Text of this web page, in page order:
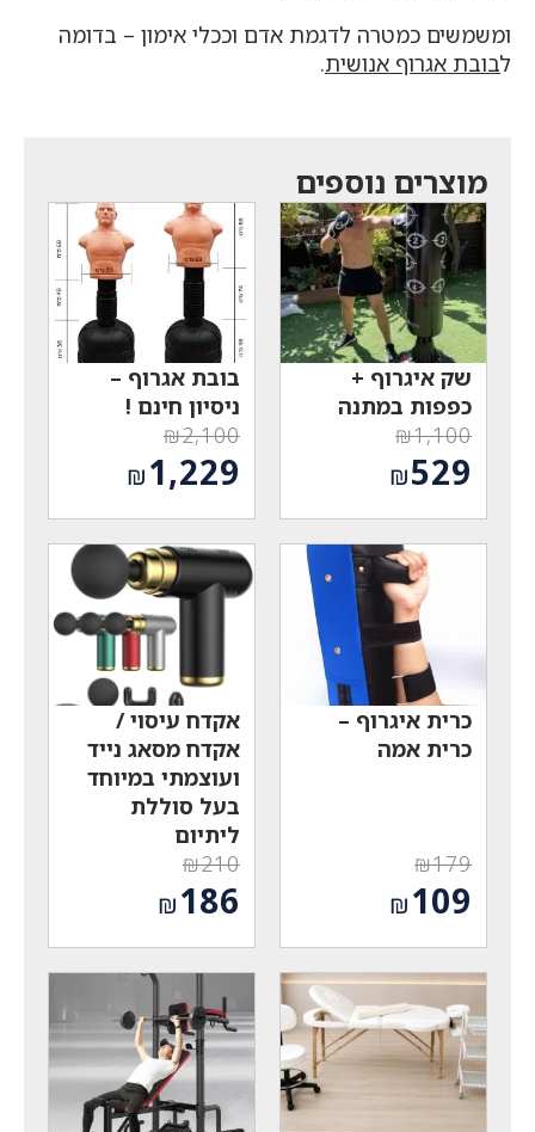
ומשמשים כמטרה לדגמת אדם וככלי אימון – בדומה
לבובת אגרוף אנושית.
מוצרים נוספים
שק איגרוף +
כפפות במתנה
₪1,100
המחיר
המקורי
היה:
₪1,100.
₪529
הנוכחי
₪529.
בובת אגרוף –
ניסיון חינם !
₪2,100
המחיר
המקורי
היה:
₪2,100.
₪1,229
הנוכחי
הוא:
₪1,229.
כרית איגרוף –
כרית אמה
₪179
המחיר
המקורי
היה:
₪179.
₪109
הנוכחי
הוא:
₪109.
אקדח עיסוי /
אקדח מסאג נייד
ועוצמתי במיוחד
בעל סוללת
ליתיום
₪210
המחיר
המקורי
היה:
₪210.
₪186
הנוכחי
הוא:
₪186.